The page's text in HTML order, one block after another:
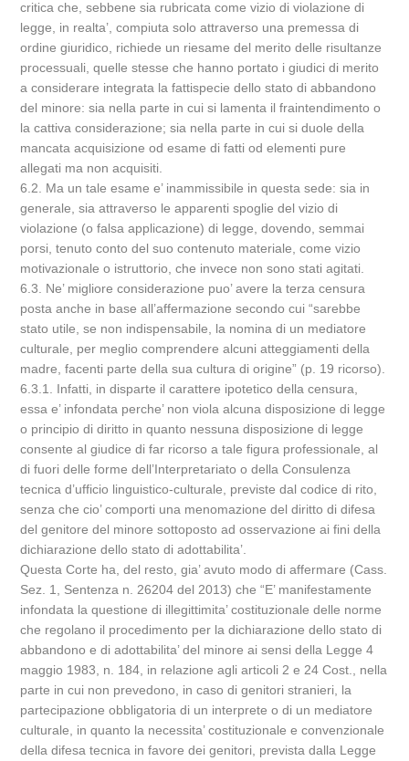
critica che, sebbene sia rubricata come vizio di violazione di
legge, in realta’, compiuta solo attraverso una premessa di
ordine giuridico, richiede un riesame del merito delle risultanze
processuali, quelle stesse che hanno portato i giudici di merito
a considerare integrata la fattispecie dello stato di abbandono
del minore: sia nella parte in cui si lamenta il fraintendimento o
la cattiva considerazione; sia nella parte in cui si duole della
mancata acquisizione od esame di fatti od elementi pure
allegati ma non acquisiti.
6.2. Ma un tale esame e’ inammissibile in questa sede: sia in
generale, sia attraverso le apparenti spoglie del vizio di
violazione (o falsa applicazione) di legge, dovendo, semmai
porsi, tenuto conto del suo contenuto materiale, come vizio
motivazionale o istruttorio, che invece non sono stati agitati.
6.3. Ne’ migliore considerazione puo’ avere la terza censura
posta anche in base all’affermazione secondo cui “sarebbe
stato utile, se non indispensabile, la nomina di un mediatore
culturale, per meglio comprendere alcuni atteggiamenti della
madre, facenti parte della sua cultura di origine” (p. 19 ricorso).
6.3.1. Infatti, in disparte il carattere ipotetico della censura,
essa e’ infondata perche’ non viola alcuna disposizione di legge
o principio di diritto in quanto nessuna disposizione di legge
consente al giudice di far ricorso a tale figura professionale, al
di fuori delle forme dell’Interpretariato o della Consulenza
tecnica d’ufficio linguistico-culturale, previste dal codice di rito,
senza che cio’ comporti una menomazione del diritto di difesa
del genitore del minore sottoposto ad osservazione ai fini della
dichiarazione dello stato di adottabilita’.
Questa Corte ha, del resto, gia’ avuto modo di affermare (Cass.
Sez. 1, Sentenza n. 26204 del 2013) che “E’ manifestamente
infondata la questione di illegittimita’ costituzionale delle norme
che regolano il procedimento per la dichiarazione dello stato di
abbandono e di adottabilita’ del minore ai sensi della Legge 4
maggio 1983, n. 184, in relazione agli articoli 2 e 24 Cost., nella
parte in cui non prevedono, in caso di genitori stranieri, la
partecipazione obbligatoria di un interprete o di un mediatore
culturale, in quanto la necessita’ costituzionale e convenzionale
della difesa tecnica in favore dei genitori, prevista dalla Legge